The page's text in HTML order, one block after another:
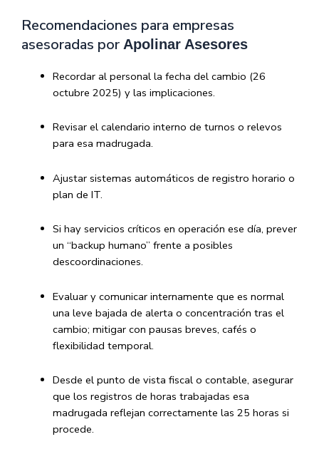
Recomendaciones para empresas
asesoradas por Apolinar Asesores
Recordar al personal la fecha del cambio (26
octubre 2025) y las implicaciones.
Revisar el calendario interno de turnos o relevos
para esa madrugada.
Ajustar sistemas automáticos de registro horario o
plan de IT.
Si hay servicios críticos en operación ese día, prever
un “backup humano” frente a posibles
descoordinaciones.
Evaluar y comunicar internamente que es normal
una leve bajada de alerta o concentración tras el
cambio; mitigar con pausas breves, cafés o
flexibilidad temporal.
Desde el punto de vista fiscal o contable, asegurar
que los registros de horas trabajadas esa
madrugada reflejan correctamente las 25 horas si
procede.